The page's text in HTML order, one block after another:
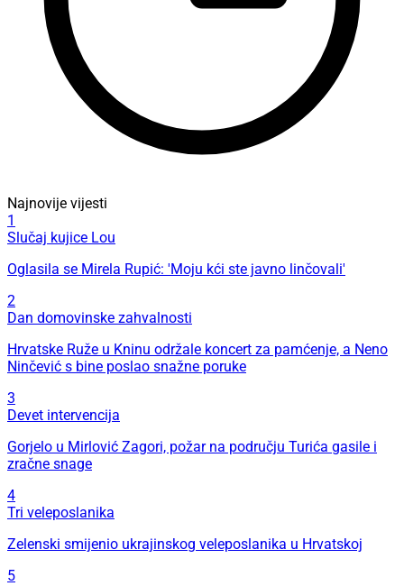
Najnovije vijesti
1
Slučaj kujice Lou
Oglasila se Mirela Rupić: 'Moju kći ste javno linčovali'
2
Dan domovinske zahvalnosti
Hrvatske Ruže u Kninu održale koncert za pamćenje, a Neno
Ninčević s bine poslao snažne poruke
3
Devet intervencija
Gorjelo u Mirlović Zagori, požar na području Turića gasile i
zračne snage
4
Tri veleposlanika
Zelenski smijenio ukrajinskog veleposlanika u Hrvatskoj
5